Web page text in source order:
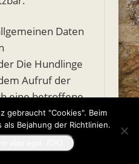
Daten
Die Hundlinge
Aufruf der
eine betroffene
von allgemeinen
Diese
gebraucht "Cookies". Beim
Bejahung der Richtlinien.